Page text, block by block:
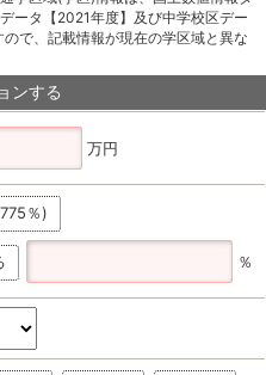
ータ【2021年度】及び中学校区デー
で、記載情報が現在の学区域と異な
ンする
万円
％)
％